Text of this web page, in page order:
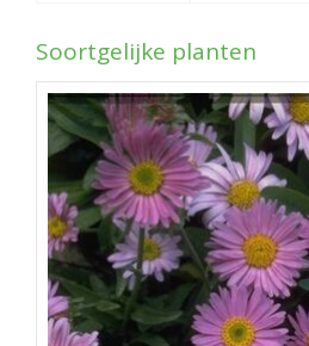
Soortgelijke planten